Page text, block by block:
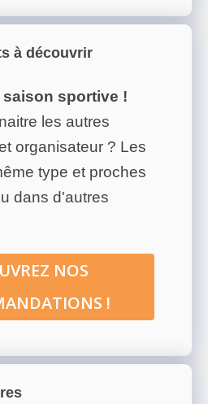
à découvrir
sportive !
les autres
organisateur ? Les
type et proches
dans d'autres
NOS
!